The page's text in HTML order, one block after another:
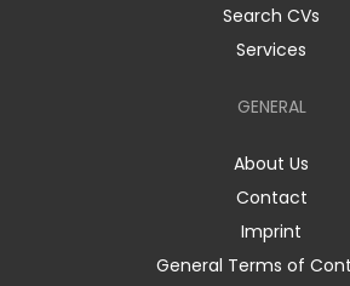
Search CVs
Services
GENERAL
About Us
Contact
Imprint
General Terms of